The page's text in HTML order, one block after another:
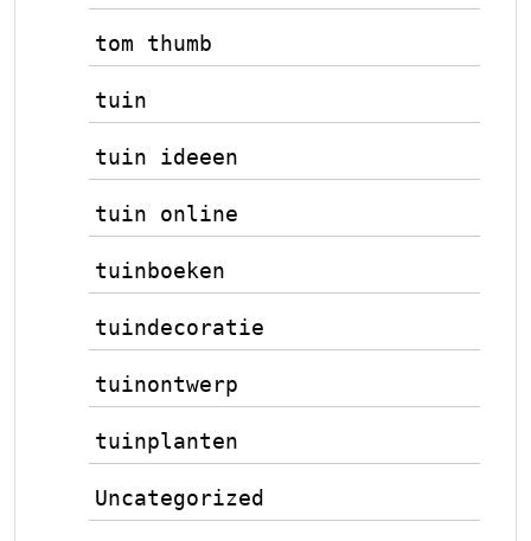
tom thumb
tuin
tuin ideeen
tuin online
tuinboeken
tuindecoratie
tuinontwerp
tuinplanten
Uncategorized